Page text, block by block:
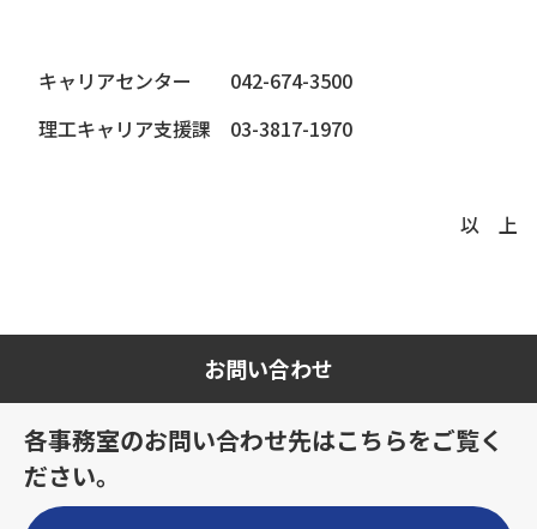
キャリアセンター 042-674-3500
理工キャリア支援課 03-3817-1970
以 上
お問い合わせ
各事務室のお問い合わせ先はこちらをご覧く
ださい。